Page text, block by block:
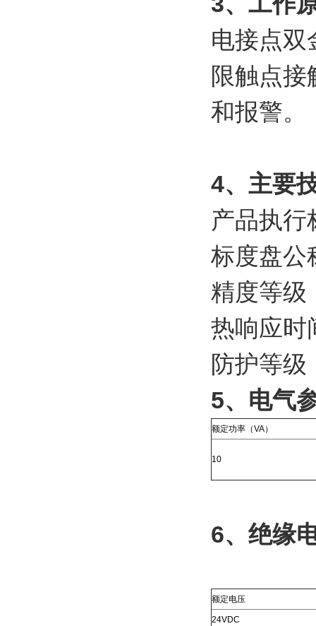
电接点双
限触点
和报警。
4、主要
产品执行
标度盘公
精度等级
热响应时
防护等级
5、电气
额定功率（VA）
10
6、绝缘
额定电压
24VDC